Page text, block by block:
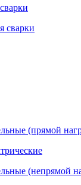
сварки
(прямой
(непрямой